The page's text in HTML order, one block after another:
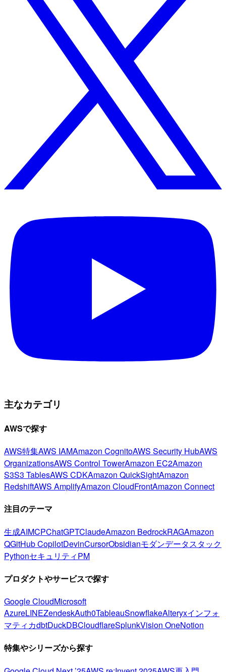
主なカテゴリ
AWSで探す
AWS特集AWS IAMAmazon CognitoAWS Security HubAWS
OrganizationsAWS Control TowerAmazon EC2Amazon
S3S3 TablesAWS CDKAmazon QuickSightAmazon
RedshiftAWS AmplifyAmazon CloudFrontAmazon Connect
注目のテーマ
生成AIMCPChatGPTClaudeAmazon BedrockRAGAmazon
QGitHub CopilotDevinCursorObsidianモダンデータスタック
PythonセキュリティPM
プロダクトやサービスで探す
Google CloudMicrosoft
AzureLINEZendeskAuth0TableauSnowflakeAlteryxインフォ
マティカdbtDuckDBCloudflareSplunkVision OneNotion
特集やシリーズから探す